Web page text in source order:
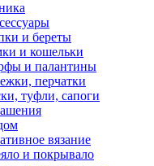
и береты
и кошельки
и палантины
перчатки
туфли, сапоги
вязание
и покрывало